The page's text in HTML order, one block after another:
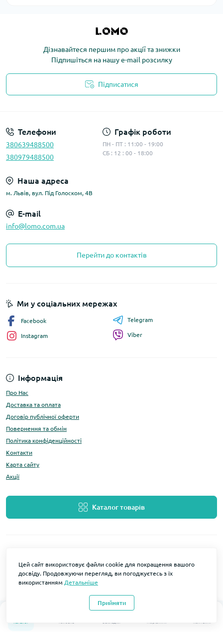
Каталог Головна Закладки
0
Порівняти Контакти
Дізнавайтеся першим про акції та знижки
Підпишіться на нашу e-mail розсилку
Підписатися
Телефони
380639488500
380979488500
Графік роботи
ПН - ПТ : 11:00 - 19:00
СБ : 12 : 00 - 18:00
Наша адреса
м. Львів, вул. Під Голоском, 4В
E-mail
info@lomo.com.ua
Перейти до контактів
Інформація
Про Нас
Доставка та оплата
Договір публічної оферти
Повернення та обмін
Політика конфіденційності
Контакти
Карта сайту
Акції
Каталог товарів
Ми у соціальних мережах
Facebook
Instagram
Telegram
Viber
Розробка та підтримкаLOMO Мобільні аксесуари © 2026
Цей сайт використовує файли cookie для покращення вашого
досвіду. Продовжуючи перегляд, ви погоджуєтесь з їх
використанням Детальніше
Прийняти